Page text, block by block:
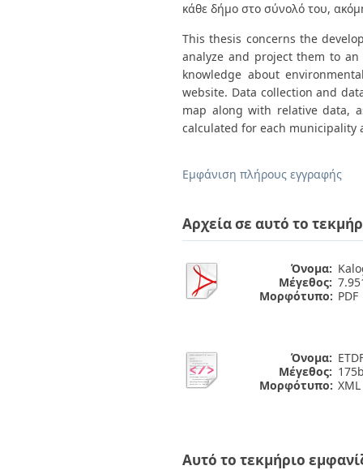
κάθε δήμο στο σύνολό του,
This thesis concerns the
analyze and project them to
knowledge about
website. Data collection and
map along with relative data,
calculated for each municipality
Εμφάνιση πλήρους εγγραφής
Αρχεία σε αυτό το
Όνομα:
Μέγεθος:
Μορφότυπο: PDF
Όνομα:
Μέγεθος:
Μορφότυπο: XML
Αυτό το τεκμήριο